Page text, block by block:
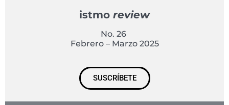
istmo review
No. 26
Febrero – Marzo 2025
SUSCRÍBETE